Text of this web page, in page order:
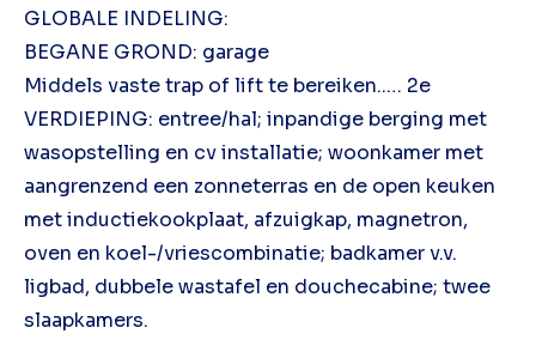
GLOBALE INDELING:
BEGANE GROND: garage
Middels vaste trap of lift te bereiken..… 2e
VERDIEPING: entree/hal; inpandige berging met
wasopstelling en cv installatie; woonkamer met
aangrenzend een zonneterras en de open keuken
met inductiekookplaat, afzuigkap, magnetron,
oven en koel-/vriescombinatie; badkamer v.v.
ligbad, dubbele wastafel en douchecabine; twee
slaapkamers.